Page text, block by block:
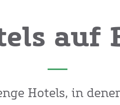
auf
Hotels, in